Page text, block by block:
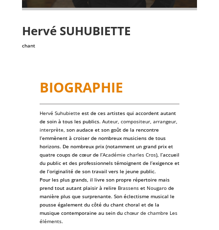
Hervé SUHUBIETTE
chant
BIOGRAPHIE
Hervé Suhubiette est de ces artistes qui accordent autant
de soin à tous les publics. Auteur, compositeur, arrangeur,
interprète , son audace et son goût de la rencontre
l’emmènent à croiser de nombreux musiciens de tous
horizons. De nombreux prix (notamment un grand prix et
quatre coups de cœur de l’Académie charles Cros), l’accueil
du public et des professionnels témoignent de l’exigence et
de l’originalité de son travail vers le jeune public.
Pour les plus grands, il livre son propre répertoire mais
prend tout autant plaisir à relire Brassenset Nougarode
manière plus que surprenante. Son éclectisme musical le
pousse également du côté du chant choral et de la
musique contemporaine au sein du chœur de chambre Les
éléments.